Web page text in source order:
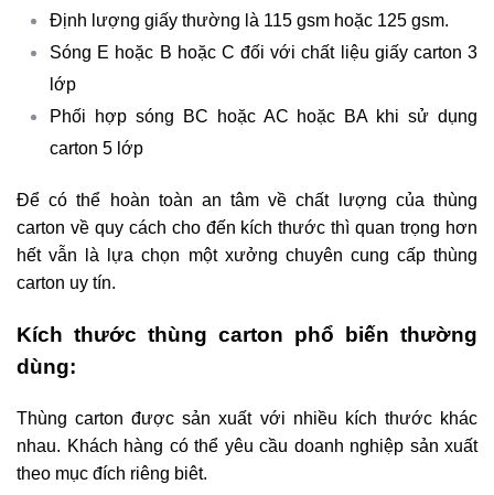
Định lượng giấy thường là 115 gsm hoặc 125 gsm.
Sóng E hoặc B hoặc C đối với chất liệu giấy carton 3
lớp
Phối hợp sóng BC hoặc AC hoặc BA khi sử dụng
carton 5 lớp
Để có thể hoàn toàn an tâm về chất lượng của thùng
carton về quy cách cho đến kích thước thì quan trọng hơn
hết vẫn là lựa chọn một xưởng chuyên cung cấp thùng
carton uy tín.
Kích thước thùng carton phổ biến thường
dùng:
Thùng carton được sản xuất với nhiều kích thước khác
nhau. Khách hàng có thể yêu cầu doanh nghiệp sản xuất
theo mục đích riêng biêt.